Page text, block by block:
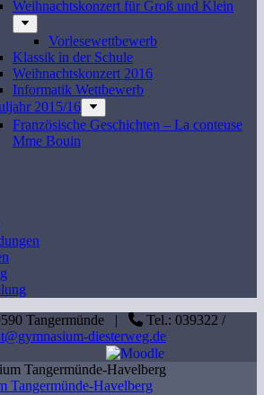
Weihnachtskonzert für Groß und Klein
Vorlesewettbewerb
Klassik in der Schule
Weihnachtskonzert 2016
Informatik Wettbewerb
2015/16
Französische Geschichten – La conteuse
Mme Bouin
Tangermünde |
Tel.: 039322 /
diesterweg.de
Tangermünde-Havelberg